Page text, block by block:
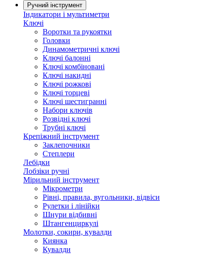
Ручний інструмент
Індикатори і мультиметри
Ключі
Воротки та рукоятки
Головки
Динамометричні ключі
Ключі балонні
Ключі комбіновані
Ключі накидні
Ключі рожкові
Ключі торцеві
Ключі шестигранні
Набори ключів
Розвідні ключі
Трубні ключі
Крепіжний інструмент
Заклепочники
Степлери
Лебідки
Лобзіки ручні
Мірильний інструмент
Мікрометри
Рівні, правила, вугольники, відвіси
Рулетки і лінійки
Шнури відбивні
Штангенциркулі
Молотки, сокири, кувалди
Киянка
Кувалди